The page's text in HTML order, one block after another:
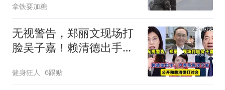
拿铁要加糖
无视警告，郑丽文现场打
脸吴子嘉！赖清德出手，
健身狂人 6跟贴